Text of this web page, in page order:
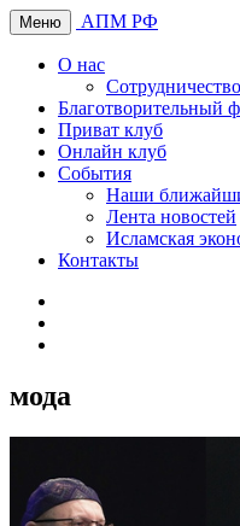
Меню АПМ РФ
О нас
Сотрудничество
Благотворительный
Приват клуб
Онлайн клуб
События
Наши
Лента новостей
Исламская
Контакты
мода